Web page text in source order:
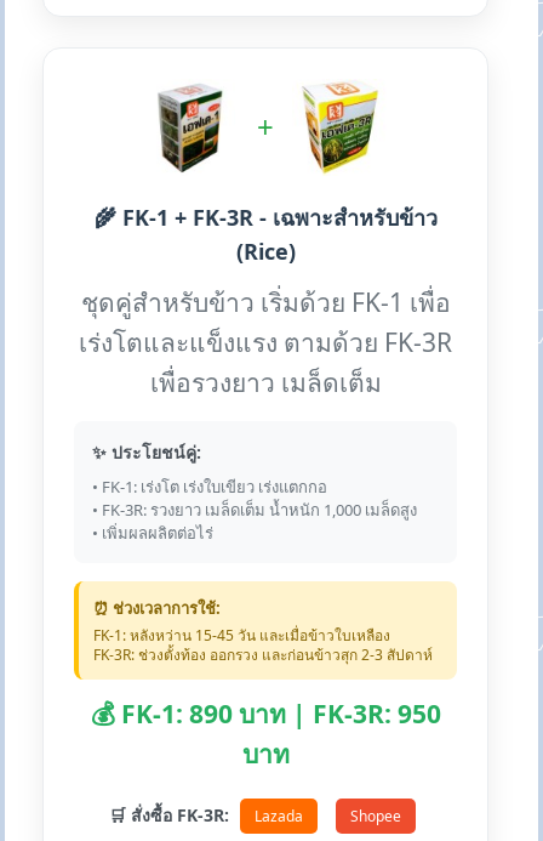
+
🌾 FK-1 + FK-3R - เฉพาะสำหรับข้าว
(Rice)
ชุดคู่สำหรับข้าว เริ่มด้วย FK-1 เพื่อ
เร่งโตและแข็งแรง ตามด้วย FK-3R
เพื่อรวงยาว เมล็ดเต็ม
✨ ประโยชน์คู่:
• FK-1: เร่งโต เร่งใบเขียว เร่งแตกกอ
• FK-3R: รวงยาว เมล็ดเต็ม น้ำหนัก 1,000 เมล็ดสูง
• เพิ่มผลผลิตต่อไร่
⏰ ช่วงเวลาการใช้:
FK-1: หลังหว่าน 15-45 วัน และเมื่อข้าวใบเหลือง
FK-3R: ช่วงตั้งท้อง ออกรวง และก่อนข้าวสุก 2-3 สัปดาห์
💰 FK-1: 890 บาท | FK-3R: 950
บาท
🛒 สั่งซื้อ FK-3R: Lazada Shopee